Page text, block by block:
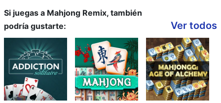
Si juegas a Mahjong Remix, también
podría gustarte:
Ver todos